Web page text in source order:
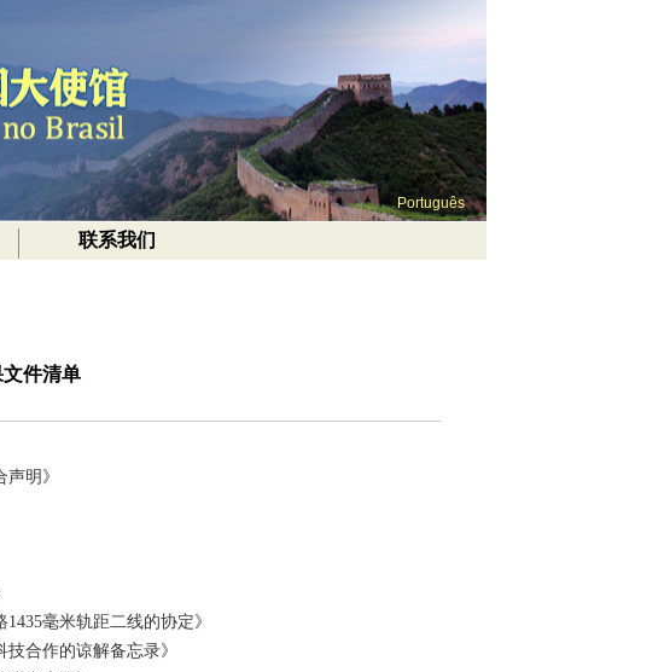
Português
联系我们
件清单
明》
毫米轨距二线的协定》
合作的谅解备忘录》